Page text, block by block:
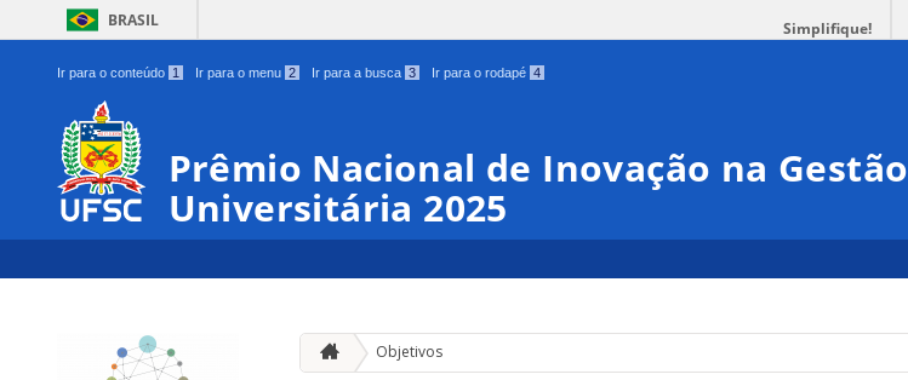
BRASIL Simplifique!
Ir para o conteúdo 1 Ir para o menu 2 Ir para a busca 3 Ir para o rodapé 4
Prêmio Nacional de Inovação na Gestão
Universitária 2025
Objetivos